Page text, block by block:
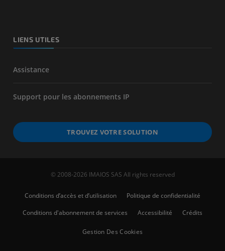
LIENS UTILES
Assistance
Support pour les abonnements IP
TROUVEZ VOTRE SOLUTION
© 2008-2026 IMAIOS SAS All rights reserved
Conditions d’accès et d’utilisation
Politique de confidentialité
Conditions d'abonnement de services
Accessibilité Crédits
Gestion Des Cookies